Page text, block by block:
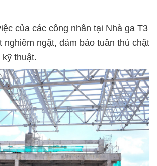
của các công nhân tại Nhà ga T3
nghiêm ngặt, đảm bảo tuân thủ chặt
thuật.